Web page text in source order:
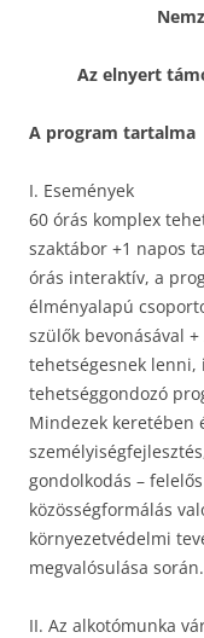
Az elnyert
A program tartalma
I. Események
60 órás komplex
szaktábor +1 napos
órás interaktív, a
élményalapú
szülők bevonásával
tehetségesnek lenni,
tehetséggondozó
Mindezek keretében
gondolkodás –
közösségformálás
környezetvédelmi
megvalósulása során.
II. Az alkotómunka